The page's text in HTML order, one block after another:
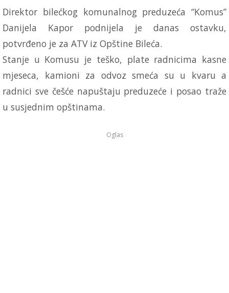
Direktor bilećkog komunalnog preduzeća “Komus”
Danijela Kapor podnijela je danas ostavku,
potvrđeno je za ATV iz Opštine Bileća.
Stanje u Komusu je teško, plate radnicima kasne
mjeseca, kamioni za odvoz smeća su u kvaru a
radnici sve češće napuštaju preduzeće i posao traže
u susjednim opštinama.
Oglas